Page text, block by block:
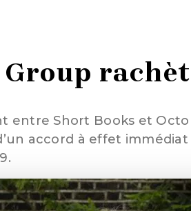
entre Short Books et
accord à effet